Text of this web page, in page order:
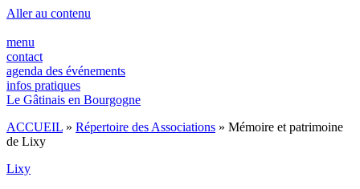
Panneau de gestion des cookies
Aller au contenu
menu
contact
agenda des événements
infos pratiques
Le Gâtinais en Bourgogne
ACCUEIL » Répertoire des Associations » Mémoire et patrimoine
de Lixy
Lixy